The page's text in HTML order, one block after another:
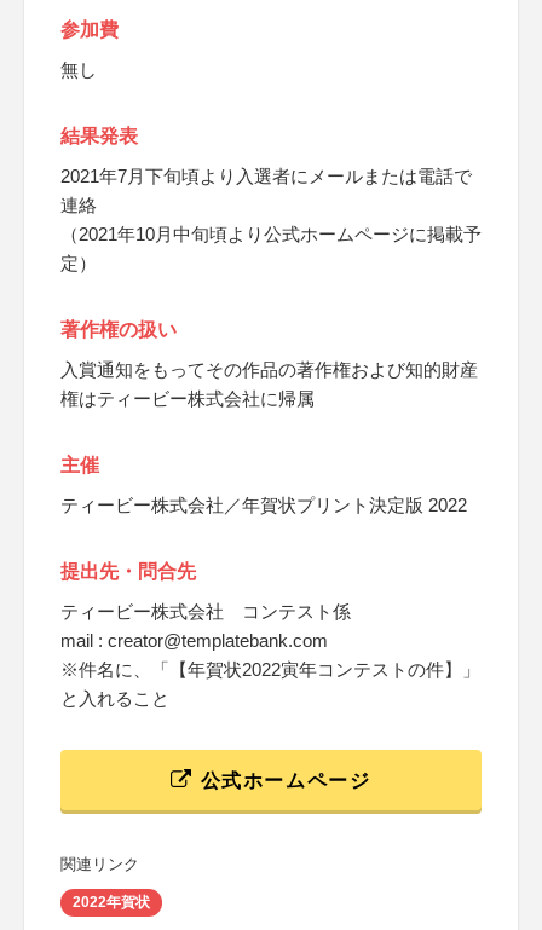
参加費
無し
結果発表
2021年7月下旬頃より入選者にメールまたは電話で
連絡
（2021年10月中旬頃より公式ホームページに掲載予
定）
著作権の扱い
入賞通知をもってその作品の著作権および知的財産
権はティービー株式会社に帰属
主催
ティービー株式会社／年賀状プリント決定版 2022
提出先・問合先
ティービー株式会社 コンテスト係
mail : creator@templatebank.com
※件名に、「【年賀状2022寅年コンテストの件】」
と入れること
公式ホームページ
関連リンク
2022年賀状